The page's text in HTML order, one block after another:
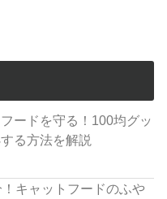
ードを守る！100均グッ
る方法を解説
キャットフードのふや